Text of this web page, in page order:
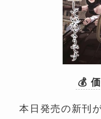
💰
本日発売の新刊